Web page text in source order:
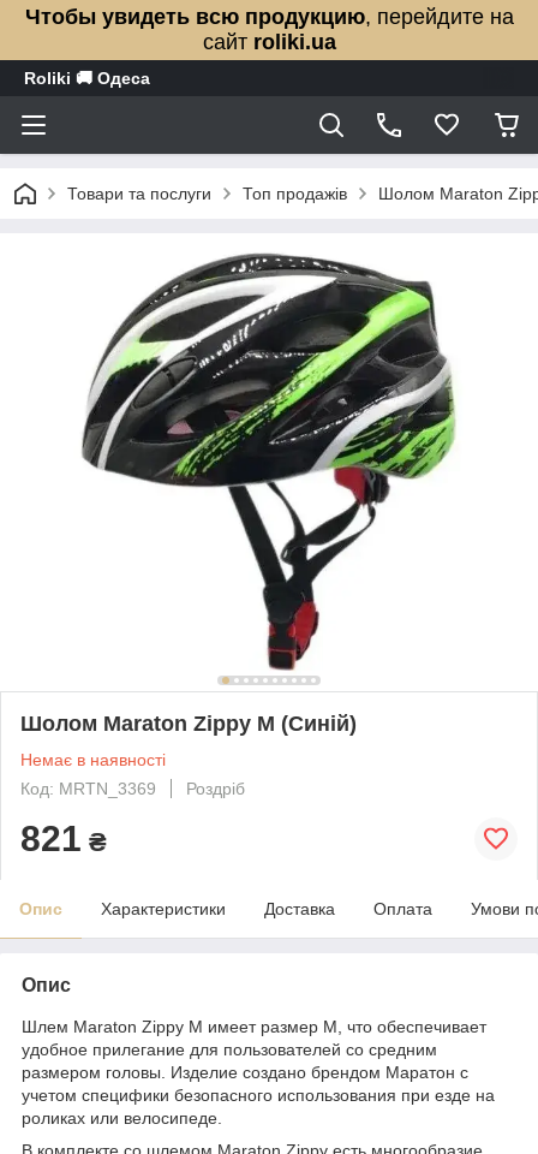
Чтобы увидеть всю продукцию, перейдите на
сайт roliki.ua
Roliki 🚚 Одеса
Товари та послуги Топ продажів Шолом Maraton
Шолом Maraton Zippy M (Синій)
Немає в наявності
Код: MRTN_3369
Роздріб
821 ₴
Опис Характеристики Доставка Оплата Умови
Опис
Шлем Maraton Zippy M имеет размер M, что обеспечивает
удобное прилегание для пользователей со средним
размером головы. Изделие создано брендом Маратон с
учетом специфики безопасного использования при езде на
роликах или велосипеде.
В комплекте со шлемом Maraton Zippy есть многообразие